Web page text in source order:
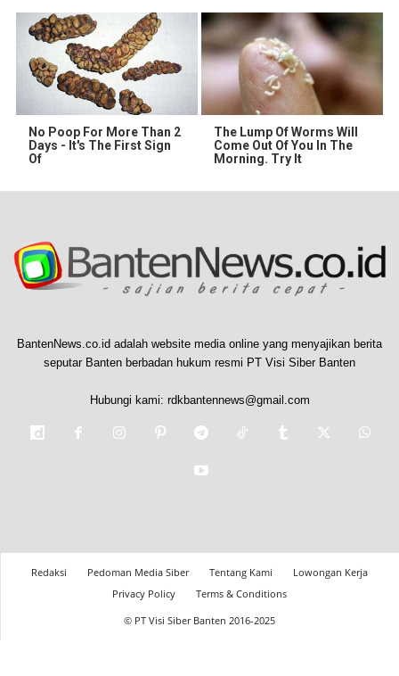
No Poop For More Than 2
Days - It's The First Sign
Of
The Lump Of Worms Will
Come Out Of You In The
Morning. Try It
BantenNews.co.id adalah website media online yang menyajikan berita
seputar Banten berbadan hukum resmi PT Visi Siber Banten
Hubungi kami: rdkbantennews@gmail.com
Redaksi Pedoman Media Siber Tentang Kami
Lowongan Kerja
Privacy Policy
Terms & Conditions
© PT Visi Siber Banten 2016-2025